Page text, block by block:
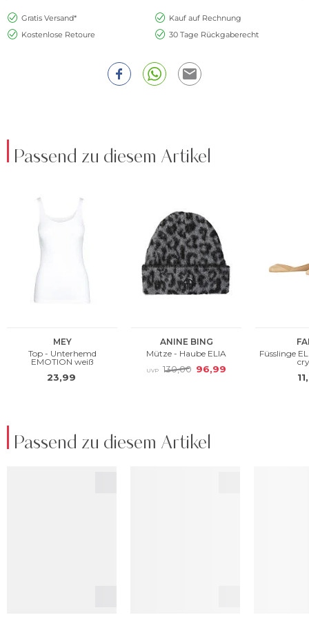
Gratis Versand*
Kauf auf Rechnung
Kostenlose Retoure
30 Tage Rückgaberecht
Passend zu diesem Artikel
Passend zu diesem Artikel